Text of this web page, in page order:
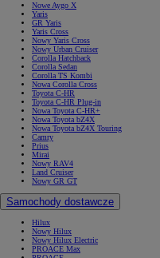
Nowe Aygo X
Yaris
GR Yaris
Yaris Cross
Nowy Yaris Cross
Nowy Urban Cruiser
Corolla Hatchback
Corolla Sedan
Corolla TS Kombi
Nowa Corolla Cross
Toyota C-HR
Toyota C-HR Plug-in
Nowa Toyota C-HR+
Nowa Toyota bZ4X
Nowa Toyota bZ4X Touring
Camry
Prius
Mirai
Nowy RAV4
Land Cruiser
Nowy GR GT
Samochody dostawcze
Hilux
Nowy Hilux
Nowy Hilux Electric
PROACE Max